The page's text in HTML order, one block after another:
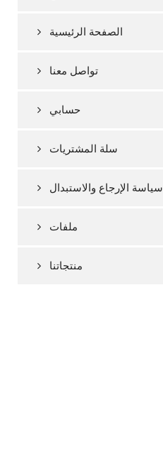
الصفحة الرئيسية
تواصل معنا
حسابي
سلة المشتريات
سياسة الإرجاع والاستبدال
ملفات
منتجاتنا